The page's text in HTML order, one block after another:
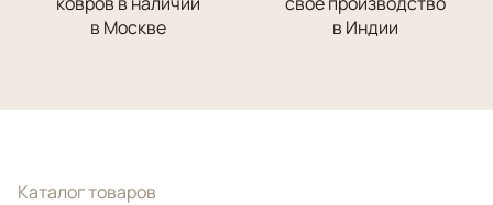
в Москве
в Индии
Каталог товаров